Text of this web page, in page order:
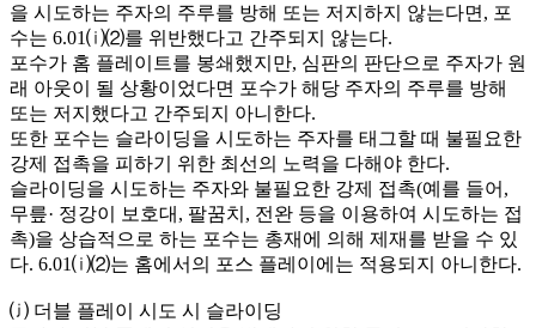
을 시도하는 주자의 주루를 방해 또는 저지하지 않는다면, 포
수는 6.01⒤⑵를 위반했다고 간주되지 않는다.
포수가 홈 플레이트를 봉쇄했지만, 심판의 판단으로 주자가 원
래 아웃이 될 상황이었다면 포수가 해당 주자의 주루를 방해
또는 저지했다고 간주되지 아니한다.
또한 포수는 슬라이딩을 시도하는 주자를 태그할 때 불필요한
강제 접촉을 피하기 위한 최선의 노력을 다해야 한다.
슬라이딩을 시도하는 주자와 불필요한 강제 접촉(예를 들어,
무릎· 정강이 보호대, 팔꿈치, 전완 등을 이용하여 시도하는 접
촉)을 상습적으로 하는 포수는 총재에 의해 제재를 받을 수 있
다. 6.01⒤⑵는 홈에서의 포스 플레이에는 적용되지 아니한다.
⒥ 더블 플레이 시도 시 슬라이딩